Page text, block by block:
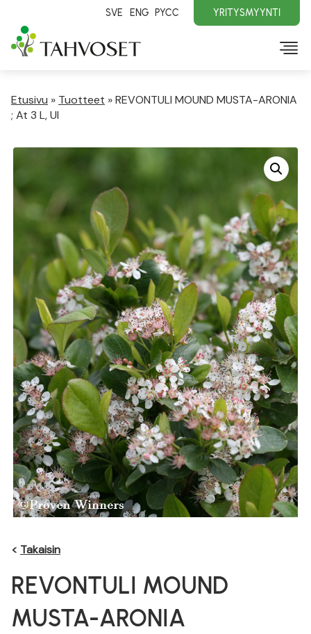
SVE ENG PYCC YRITYSMYYNTI
Etusivu » Tuotteet »REVONTULI MOUND MUSTA-ARONIA
; At 3 L, Ul
< Takaisin
REVONTULI MOUND
MUSTA-ARONIA